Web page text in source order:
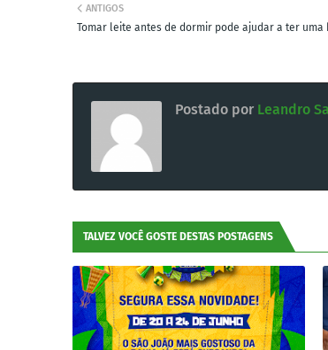
ANTIGOS
Tomar leite antes de dormir pode ajudar a ter uma
Postado por Leandro
TALVEZ VOCÊ GOSTE DESTAS POSTAGENS